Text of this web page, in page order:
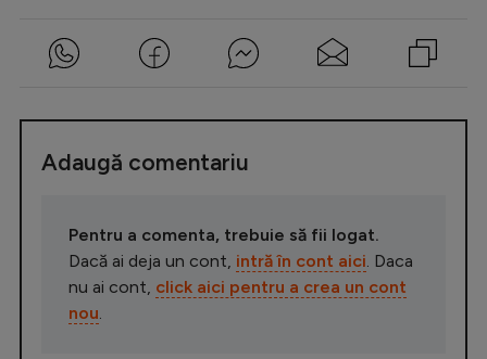
Adaugă comentariu
Pentru a comenta, trebuie să fii logat.
Dacă ai deja un cont, intră în cont aici. Daca
nu ai cont, click aici pentru a crea un cont
nou.